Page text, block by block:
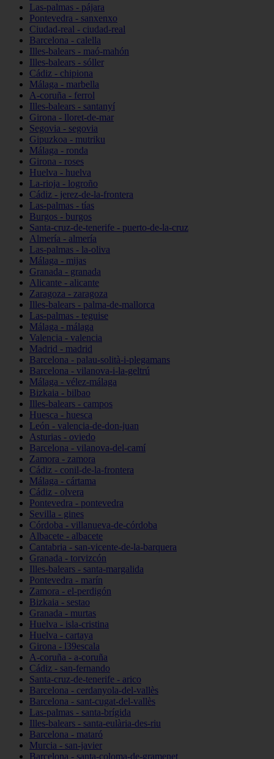
Las-palmas - pájara
Pontevedra - sanxenxo
Ciudad-real - ciudad-real
Barcelona - calella
Illes-balears - maó-mahón
Illes-balears - sóller
Cádiz - chipiona
Málaga - marbella
A-coruña - ferrol
Illes-balears - santanyí
Girona - lloret-de-mar
Segovia - segovia
Gipuzkoa - mutriku
Málaga - ronda
Girona - roses
Huelva - huelva
La-rioja - logroño
Cádiz - jerez-de-la-frontera
Las-palmas - tías
Burgos - burgos
Santa-cruz-de-tenerife - puerto-de-la-cruz
Almería - almería
Las-palmas - la-oliva
Málaga - mijas
Granada - granada
Alicante - alicante
Zaragoza - zaragoza
Illes-balears - palma-de-mallorca
Las-palmas - teguise
Málaga - málaga
Valencia - valencia
Madrid - madrid
Barcelona - palau-solità-i-plegamans
Barcelona - vilanova-i-la-geltrú
Málaga - vélez-málaga
Bizkaia - bilbao
Illes-balears - campos
Huesca - huesca
León - valencia-de-don-juan
Asturias - oviedo
Barcelona - vilanova-del-camí
Zamora - zamora
Cádiz - conil-de-la-frontera
Málaga - cártama
Cádiz - olvera
Pontevedra - pontevedra
Sevilla - gines
Córdoba - villanueva-de-córdoba
Albacete - albacete
Cantabria - san-vicente-de-la-barquera
Granada - torvizcón
Illes-balears - santa-margalida
Pontevedra - marín
Zamora - el-perdigón
Bizkaia - sestao
Granada - murtas
Huelva - isla-cristina
Huelva - cartaya
Girona - l39escala
A-coruña - a-coruña
Cádiz - san-fernando
Santa-cruz-de-tenerife - arico
Barcelona - cerdanyola-del-vallès
Barcelona - sant-cugat-del-vallès
Las-palmas - santa-brígida
Illes-balears - santa-eulària-des-riu
Barcelona - mataró
Murcia - san-javier
Barcelona - santa-coloma-de-gramenet